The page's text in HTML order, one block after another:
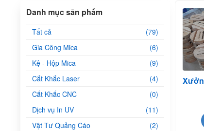
Danh mục sản phẩm
Tất cả
(79)
Gia Công Mica
(6)
Kệ - Hộp Mica
(9)
Cắt Khắc Laser
(4)
Cắt Khắc CNC
(0)
Dịch vụ In UV
(11)
Vật Tư Quảng Cáo
(2)